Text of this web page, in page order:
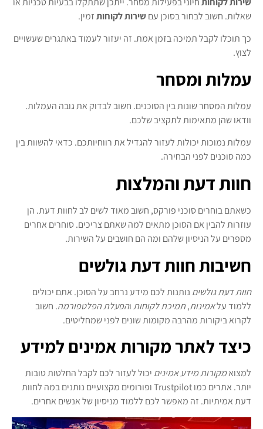
שאלות. חשוב לבחור בסוכן עםשירות לקוחותזמין.
כך תוכלו לקבל תמיכה בזמן אמת. זה יעזור לעמוד באתגרים שעשויים
לצוץ.
עמלות ומסחר
עמלות המסחר שונות בין הסוכנים. חשוב לבדוק את גובה העמלות.
וודאו שהן מתאימות לתקציב שלכם.
עמלות נמוכות יכולות לעזור להגדיל את רווחיותכם. כדאי להשוות בין
כמה סוכנים לפני הבחירה.
חוות דעת והמלצות
כשאתם בוחרים סוכני פורקס, חשוב מאוד לשים לב לחוות דעת. הן
עוזרות להבין אם הסוכן מתאים למה שאתם צריכים. סוחרים אחרים
מספרים על הניסיון שלהם ומה הם חושבים על השירות.
חשיבות חוות דעת גולשים
חוות דעת גולשים נותנות לכם מידע נרחב על הסוכן. אתם יכולים
ללמוד עלאמינות,תמיכת לקוחותוהפעלת הפלטפורמה. חשוב
לקרוא ביקורות מהרבה מקומות שונים לפני שמחליטים.
כיצד לאתר מקורות אמינים למידע
למצואמקורות מידע אמינים יכול לעזור לכם לקבל החלטות טובות
יותר. אתרים כמו Trustpilot ופורומים מקצועיים נותנים במה לחוות
דעת אמיתיות. זה מאפשר לכם ללמוד מניסיון של אנשים אחרים.